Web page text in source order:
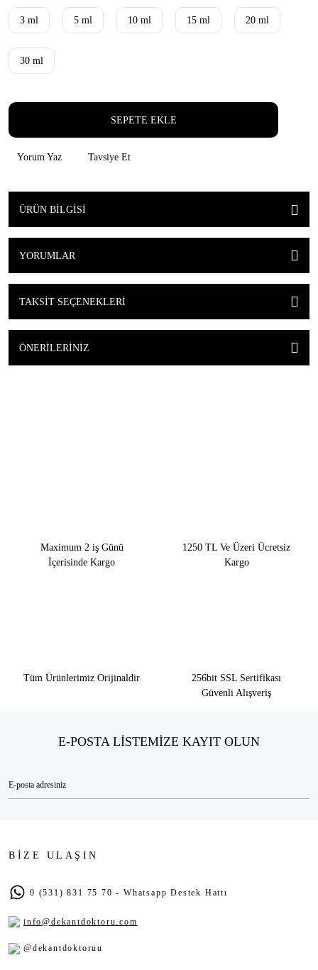
3 ml 5 ml 10 ml 15 ml 20 ml
30 ml
SEPETE EKLE
Yorum Yaz Tavsiye Et
ÜRÜN BILGISI
YORUMLAR
TAKSIT SEÇENEKLERI
ÖNERILERINIZ
Maximum 2 iş Günü
İçerisinde Kargo
1250 TL Ve Üzeri Ücretsiz
Kargo
Tüm Ürünlerimiz Orijinaldir
256bit SSL Sertifikası
Güvenli Alışveriş
E-POSTA LİSTEMİZE KAYIT OLUN
BİZE ULAŞIN
0 (531) 831 75 70 - Whatsapp Destek Hattı
info@dekantdoktoru.com
@dekantdoktoruu